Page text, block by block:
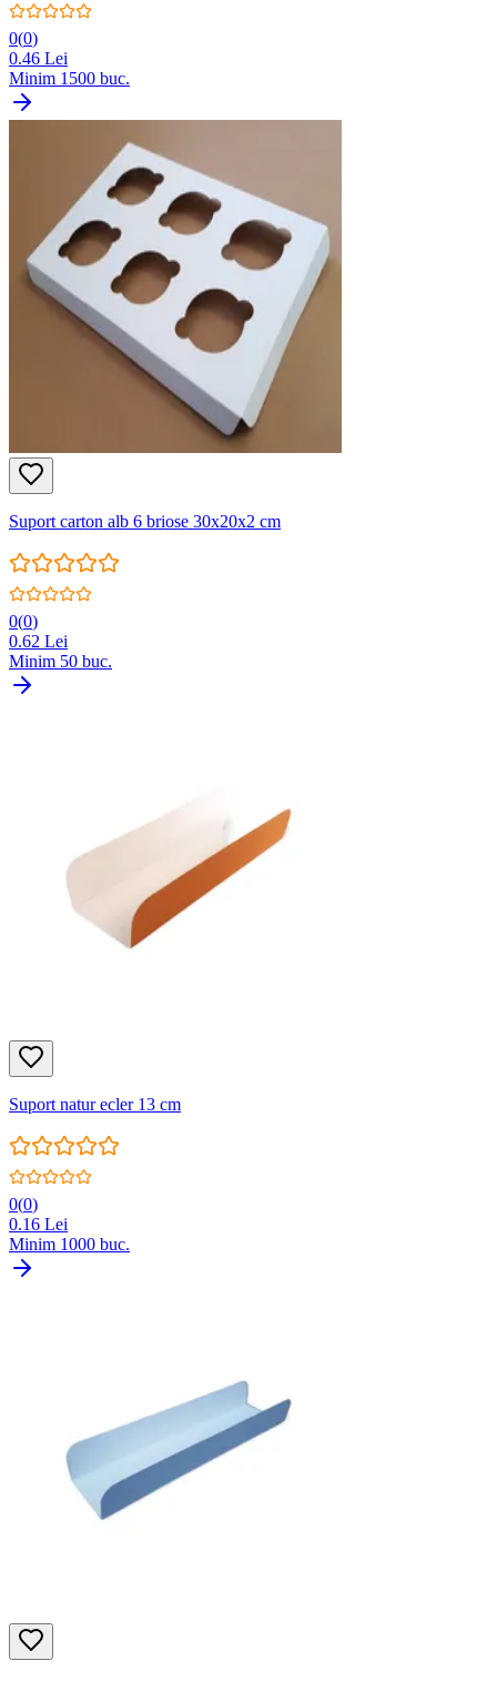
0(0)
0.46 Lei
Minim 1500 buc.
Suport carton alb 6 briose 30x20x2 cm
0(0)
0.62 Lei
Minim 50 buc.
Suport natur ecler 13 cm
0(0)
0.16 Lei
Minim 1000 buc.